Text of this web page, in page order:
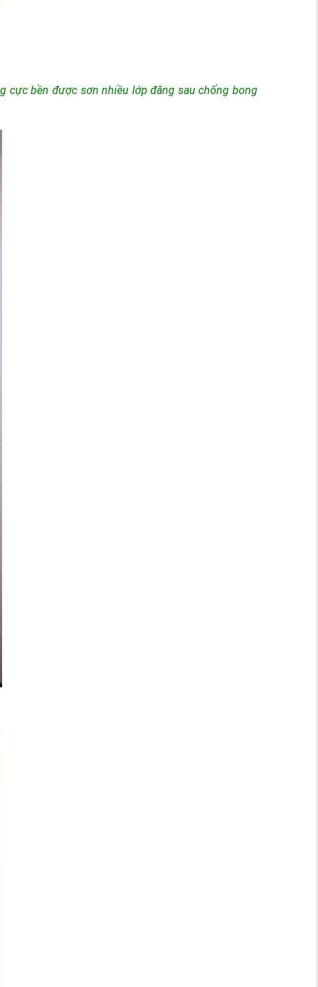
cực bền được sơn nhiều lớp đằng sau chống bong